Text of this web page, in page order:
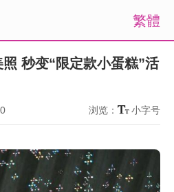
繁體
秒变“限定款小蛋糕”活
浏览： 小字号